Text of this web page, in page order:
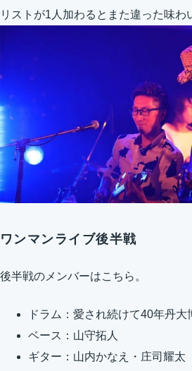
リストが1人加わるとまた違った味わ
ワンマンライブ後半戦
後半戦のメンバーはこちら。
ドラム：愛され続けて40年丹大
ベース：山守拓人
ギター：山内かなえ・庄司耀太